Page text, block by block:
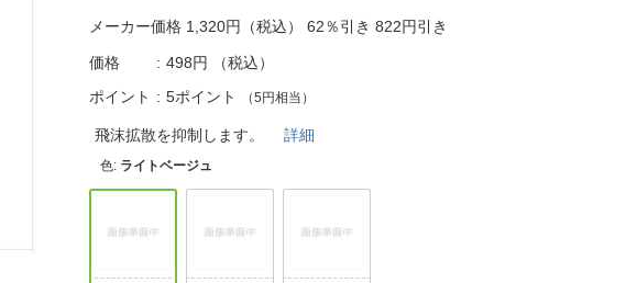
ご利用ガイド
よくある質問・お問合せ
ご利用規約
メーカー価格 1,320円（税込） 62％引き 822円引き
価格 498円
（税込）
ポイント
5ポイント （5円相当）
飛沫拡散を抑制します。詳細
色: ライトベージュ